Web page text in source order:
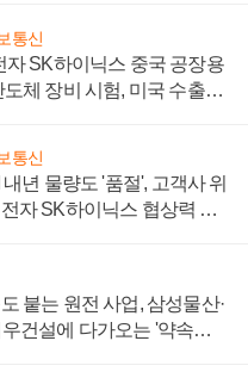
통신
자 SK하이닉스 중국 공장용
체 장비 시험, 미국 수출통
통신
년 물량도 '품절', 고객사 위
자 SK하이닉스 협상력 더
붙는 원전 사업, 삼성물산·
건설에 다가오는 '약속의